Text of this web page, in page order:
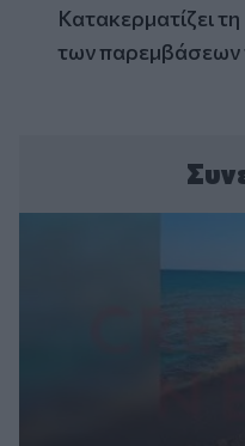
Κατακερματίζει
των